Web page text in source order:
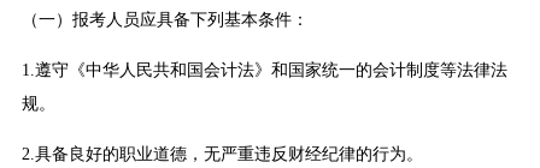
（一）报考人员应具备下列基本条件：
1.遵守《中华人民共和国会计法》和国家统一的会计制度等法律法
规。
2.具备良好的职业道德，无严重违反财经纪律的行为。